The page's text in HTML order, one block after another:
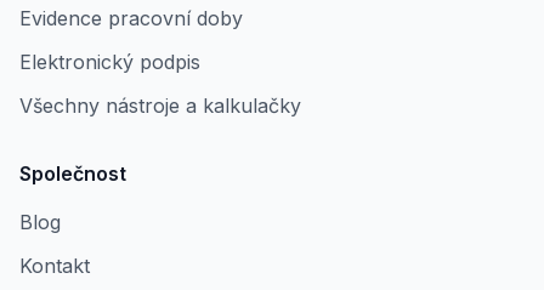
Evidence pracovní doby
Elektronický podpis
Všechny nástroje a kalkulačky
Společnost
Blog
Kontakt